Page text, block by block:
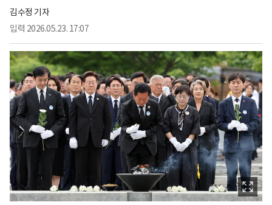
김수정 기자
입력 2026.05.23. 17:07